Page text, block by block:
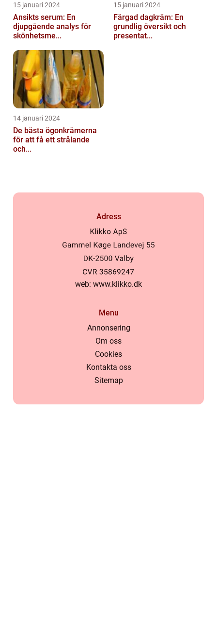
15 januari 2024
Ansikts serum: En
djupgående analys för
skönhetsme...
15 januari 2024
Färgad dagkräm: En
grundlig översikt och
presentat...
14 januari 2024
De bästa ögonkrämerna
för att få ett strålande
och...
Adress
web: www.klikko.dk
Menu
Annonsering
Om oss
Cookies
Kontakta oss
Sitemap